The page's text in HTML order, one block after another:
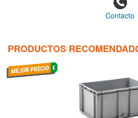
Contacto
PRODUCTOS